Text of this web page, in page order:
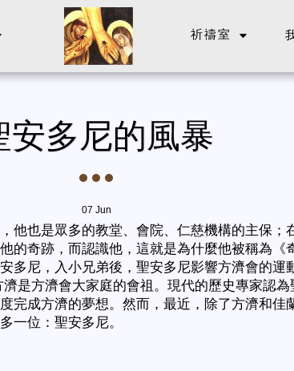
祈禱室
安多尼的風暴
07 Jun
他也是眾多的教堂、會院、仁慈機構的主保；
的奇跡，而認識他，這就是為什麼他被稱為《
多尼，入小兄弟後，聖安多尼影響方濟會的運
是方濟會大家庭的會祖。現代的歷史專家認為
完成方濟的夢想。然而，最近，除了方濟和佳
一位：聖安多尼。